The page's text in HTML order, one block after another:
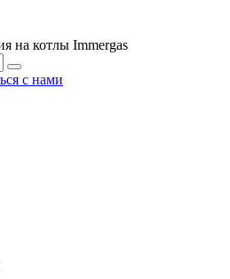
на котлы Immergas
с нами